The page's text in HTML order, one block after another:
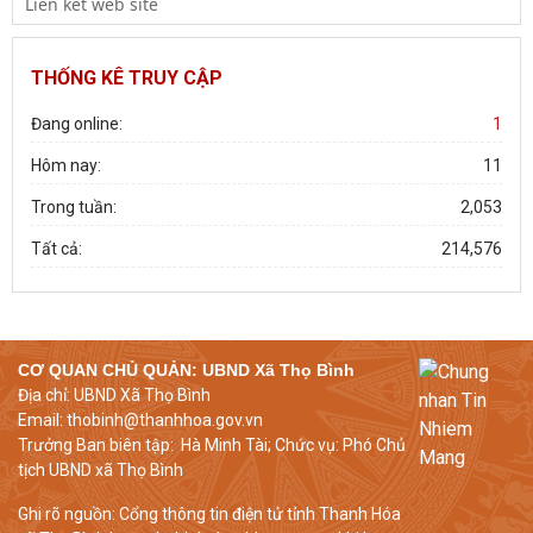
ĐẠI HỘI ĐẠI BIỂU HỘI CỰU THANH NIÊN XUNG PHONG XÃ THỌ BÌNH
ĐẠI HỘI ĐẠI BIỂU HỘI LÀM VƯỜN VÀ TRANG TRẠI XÃ THỌ BÌNH
THỐNG KÊ TRUY CẬP
Đang online: 1
Hôm nay: 11
Trong tuần: 2,053
Tất cả: 214,576
CƠ QUAN CHỦ QUẢN: UBND Xã Thọ Bình
Địa chỉ: UBND Xã Thọ Bình
Email: thobinh@thanhhoa.gov.vn
Trưởng Ban biên tập: Hà Minh Tài; Chức vụ: Phó Chủ
tịch UBND xã Thọ Bình
Ghi rõ nguồn: Cổng thông tin điện tử tỉnh Thanh Hóa